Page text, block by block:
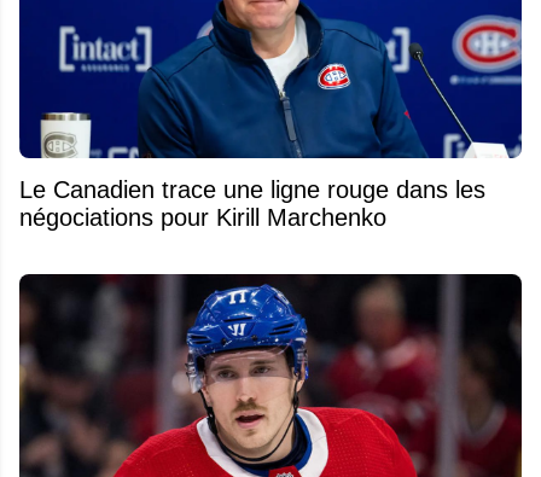
Le Canadien trace une ligne rouge dans les
négociations pour Kirill Marchenko